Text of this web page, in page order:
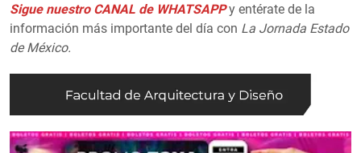
Sigue nuestro CANAL de WHATSAPP y entérate de la
información más importante del día con La Jornada Estado
de México.